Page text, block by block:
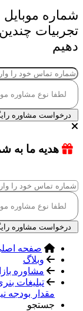
شماره موبایل
تجربیات
دهیم
درخواست مشاوره
هدیه ما به
درخواست مشاوره
صفحه
وبلاگ
مشاوره
تبلیغات
مقدار بودجه
جستجو